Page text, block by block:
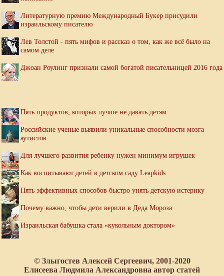
Литературную премию Международный Букер присудили
израильскому писателю
Лев Толстой - пять мифов и рассказ о том, как же всё было на
самом деле
Джоан Роулинг признали самой богатой писательницей 2016 года
Пять продуктов, которых лучше не давать детям
Российские ученые выявили уникальные способности мозга
аутистов
Для лучшего развития ребенку нужен минимум игрушек
Как воспитывают детей в детском саду Leapkids
Пять эффективных способов быстро унять детскую истерику
Почему важно, чтобы дети верили в Деда Мороза
Израильская бабушка стала «кукольным доктором»
© Злыгостев Алексей Сергеевич, 2001-2020
Елисеева Людмила Александровна автор статей